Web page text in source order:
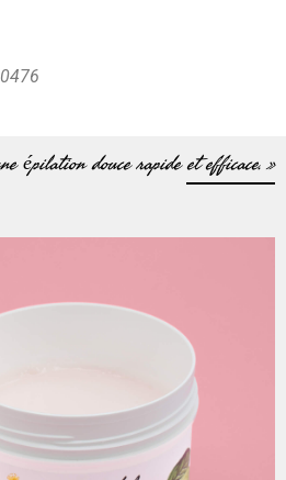
épilation douce rapide et efficace. »